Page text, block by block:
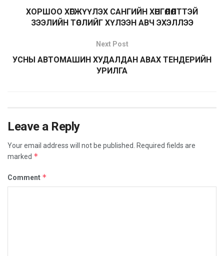
ХОРШОО ХӨГЖҮҮЛЭХ САНГИЙН ХӨНГӨЛӨЛТТЭЙ
ЗЭЭЛИЙН ТӨСЛИЙГ ХҮЛЭЭН АВЧ ЭХЭЛЛЭЭ
Next Post
УСНЫ АВТОМАШИН ХУДАЛДАН АВАХ ТЕНДЕРИЙН
УРИЛГА
Leave a Reply
Your email address will not be published. Required fields are
marked *
Comment *